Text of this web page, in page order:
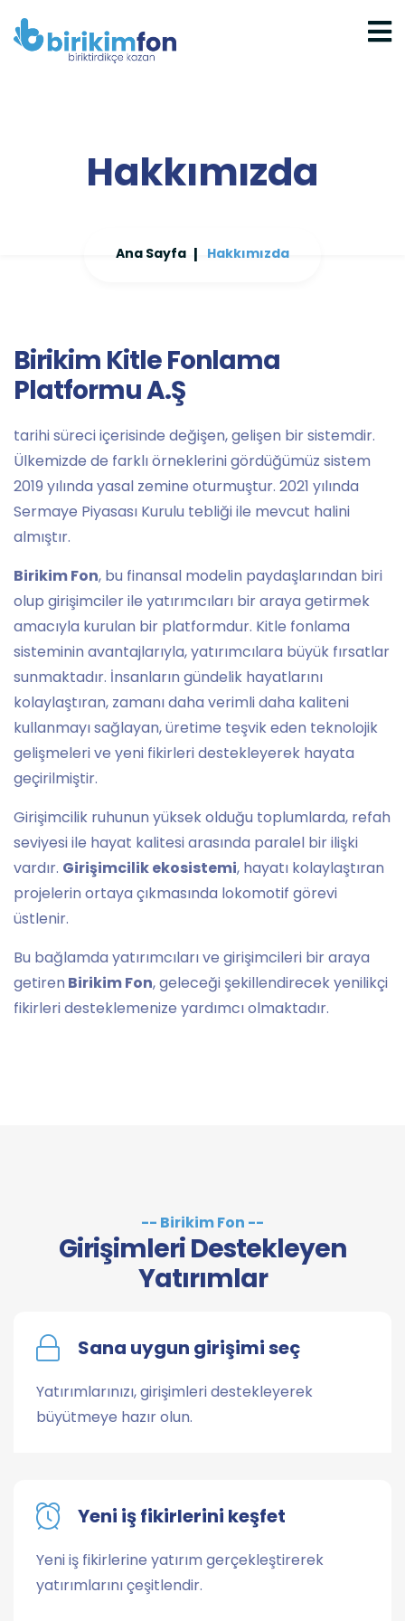
Hakkımızda
Ana Sayfa Hakkımızda
Birikim Kitle Fonlama
Platformu A.Ş
tarihi süreci içerisinde değişen, gelişen bir sistemdir.
Ülkemizde de farklı örneklerini gördüğümüz sistem
2019 yılında yasal zemine oturmuştur. 2021 yılında
Sermaye Piyasası Kurulu tebliği ile mevcut halini
almıştır.
Birikim Fon, bu finansal modelin paydaşlarından biri
olup girişimciler ile yatırımcıları bir araya getirmek
amacıyla kurulan bir platformdur. Kitle fonlama
sisteminin avantajlarıyla, yatırımcılara büyük fırsatlar
sunmaktadır. İnsanların gündelik hayatlarını
kolaylaştıran, zamanı daha verimli daha kaliteni
kullanmayı sağlayan, üretime teşvik eden teknolojik
gelişmeleri ve yeni fikirleri destekleyerek hayata
geçirilmiştir.
Girişimcilik ruhunun yüksek olduğu toplumlarda, refah
seviyesi ile hayat kalitesi arasında paralel bir ilişki
vardır. Girişimcilik ekosistemi, hayatı kolaylaştıran
projelerin ortaya çıkmasında lokomotif görevi
üstlenir.
Bu bağlamda yatırımcıları ve girişimcileri bir araya
getiren Birikim Fon, geleceği şekillendirecek yenilikçi
fikirleri desteklemenize yardımcı olmaktadır.
-- Birikim Fon --
Girişimleri Destekleyen
Yatırımlar
Sana uygun girişimi seç
Yatırımlarınızı, girişimleri destekleyerek
büyütmeye hazır olun.
Yeni iş fikirlerini keşfet
Yeni iş fikirlerine yatırım gerçekleştirerek
yatırımlarını çeşitlendir.